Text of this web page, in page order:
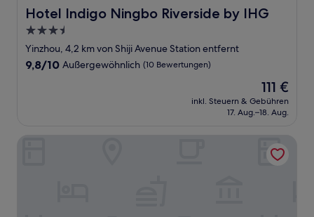
Hotel Indigo Ningbo Riverside by IHG
Hotel Indigo Ningbo Riverside by IHG
3.5-
Sterne-
Unterkunft
Yinzhou, 4,2 km von Shiji Avenue Station entfernt
9.8
9,8/10 Außergewöhnlich (10 Bewertungen)
Der
Preis
beträgt
111 €
inkl. Steuern & Gebühren
17. Aug.–18. Aug.